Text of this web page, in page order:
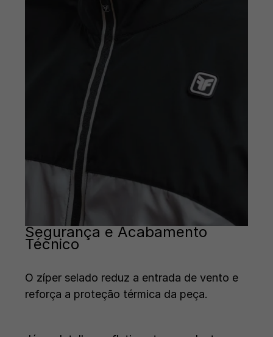
Segurança e Acabamento
Técnico
O zíper selado reduz a entrada de vento e
reforça a proteção térmica da peça.